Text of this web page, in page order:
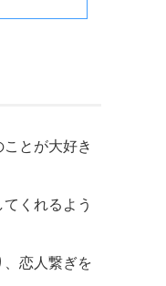
とが大好き
くれるよう
恋人繋ぎを